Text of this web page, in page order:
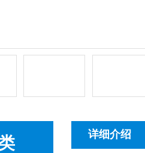
详细介绍